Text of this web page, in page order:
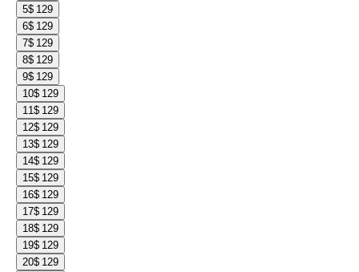
5$ 129
6$ 129
7$ 129
8$ 129
9$ 129
10$ 129
11$ 129
12$ 129
13$ 129
14$ 129
15$ 129
16$ 129
17$ 129
18$ 129
19$ 129
20$ 129